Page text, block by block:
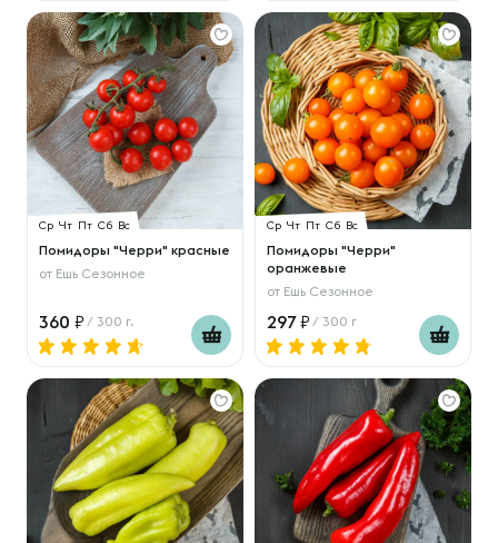
Ср Чт Пт Сб Вс
Помидоры "Черри" красные
от Ешь Сезонное
360 / 300 г.
Ср Чт Пт Сб Вс
Помидоры "Черри"
оранжевые
от Ешь Сезонное
297 / 300 г